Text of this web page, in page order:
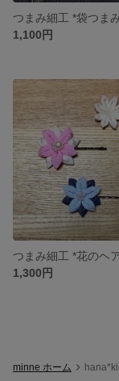
つまみ細工 *袋つま
1,100円
1,300円
minne ホーム